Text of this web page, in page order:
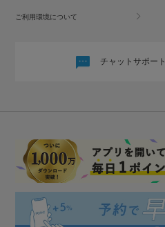
ご利用環境について
チャットサポート